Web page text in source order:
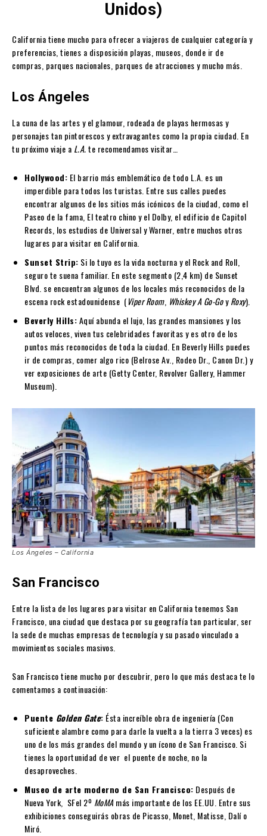
Unidos)
California tiene mucho para ofrecer a viajeros de cualquier categoría y
preferencias, tienes a disposición playas, museos, donde ir de
compras, parques nacionales, parques de atracciones y mucho más.
Los Ángeles
La cuna de las artes y el glamour, rodeada de playas hermosas y
personajes tan pintorescos y extravagantes como la propia ciudad. En
tu próximo viaje a L.A.te recomendamos visitar…
Hollywood: El barrio más emblemático de todo L.A. es un
imperdible para todos los turistas. Entre sus calles puedes
encontrar algunos de los sitios más icónicos de la ciudad, como el
Paseo de la fama, El teatro chino y el Dolby, el edificio de Capitol
Records, los estudios de Universal y Warner, entre muchos otros
lugares para visitar en California.
Sunset Strip: Si lo tuyo es la vida nocturna y el Rock and Roll,
seguro te suena familiar. En este segmento (2,4 km) de Sunset
Blvd. se encuentran algunos de los locales más reconocidos de la
escena rock estadounidense (Viper Room, Whiskey A Go-GoyRoxy).
Beverly Hills:Aquí abunda el lujo, las grandes mansiones y los
autos veloces, viven tus celebridades favoritas y es otro de los
puntos más reconocidos de toda la ciudad. En Beverly Hills puedes
ir de compras, comer algo rico (Belrose Av., Rodeo Dr., Canon Dr.) y
ver exposiciones de arte (Getty Center, Revolver Gallery, Hammer
Museum).
Los Ángeles – California
San Francisco
Entre la lista de los lugares para visitar en California tenemos San
Francisco, una ciudad que destaca por su geografía tan particular, ser
la sede de muchas empresas de tecnología y su pasado vinculado a
movimientos sociales masivos.
San Francisco tiene mucho por descubrir, pero lo que más destaca te lo
comentamos a continuación:
Puente Golden Gate: Ésta increíble obra de ingeniería (Con
suficiente alambre como para darle la vuelta a la tierra 3 veces) es
uno de los más grandes del mundo y un ícono de San Francisco. Si
tienes la oportunidad de ver el puente de noche, no la
desaproveches.
Museo de arte moderno de San Francisco: Después de
Nueva York, SFel 2º MoMA más importante de los EE.UU. Entre sus
exhibiciones conseguirás obras de Picasso, Monet, Matisse, Dalí o
Miró.